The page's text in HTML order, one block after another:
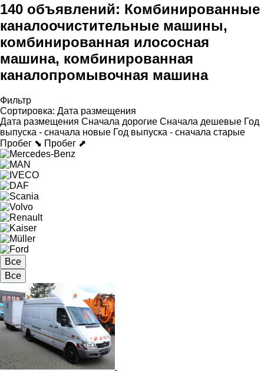
140 объявлений: Комбинированные
каналоочистительные машины,
комбинированная илососная
машина, комбинированная
каналопромывочная машина
Фильтр
Сортировка: Дата размещения
Дата размещения Сначала дорогие Сначала дешевые Год
выпуска - сначала новые Год выпуска - сначала старые
Пробег ⬊ Пробег ⬈
Все
Все